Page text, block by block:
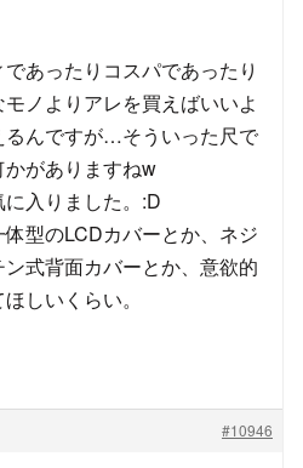
あったりコスパであったり
ノよりアレを買えばいいよ
るんですが…そういった尺で
がありますねw
入りました。:D
型のLCDカバーとか、ネジ
式背面カバーとか、意欲的
しいくらい。
#10946